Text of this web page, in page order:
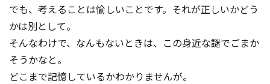
でも、考えることは愉しいことです。それが正しいかどう
かは別として。
そんなわけで、なんもないときは、この身近な謎でごまか
そうかなと。
どこまで記憶しているかわかりませんが。